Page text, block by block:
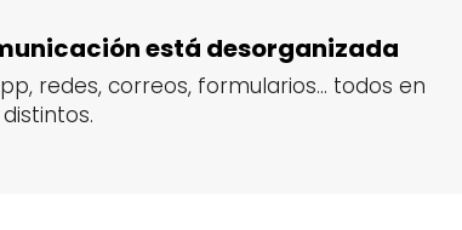
está desorganizada
redes, correos, formularios... todos en